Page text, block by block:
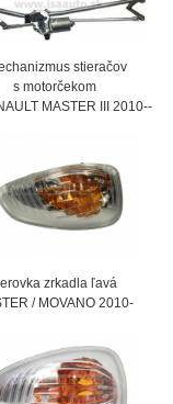
stieračov
MASTER III 2010--
zrkadla ľavá
/ MOVANO 2010-